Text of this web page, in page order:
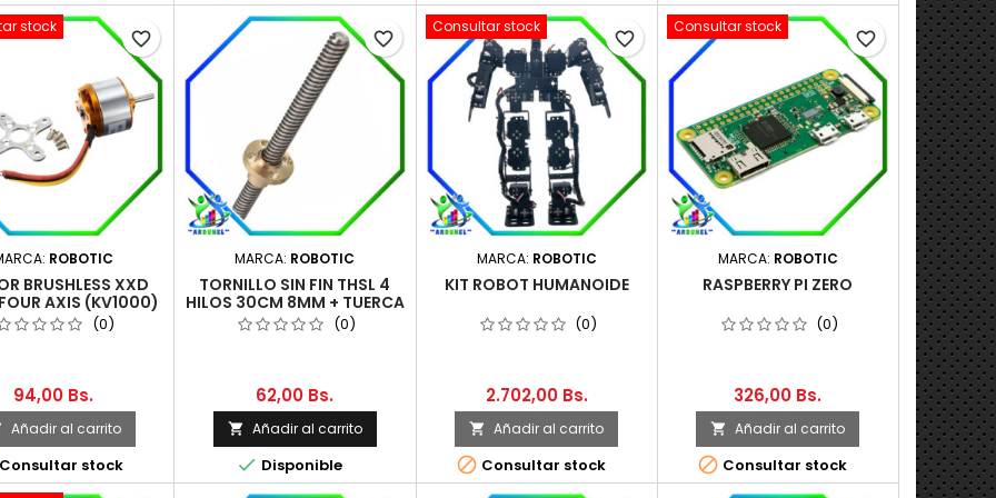
stock
ROBOTIC
BRUSHLESS XXD
AXIS (KV1000)
(0)
94,00 Bs.
Añadir al carrito
Consultar stock
favorite_border
MARCA: ROBOTIC
TORNILLO SIN FIN THSL 4
HILOS 30CM 8MM + TUERCA
(0)
62,00 Bs.
 Añadir al carrito
 Disponible
favorite_border
Consultar stock
MARCA: ROBOTIC
KIT ROBOT HUMANOIDE
(0)
2.702,00 Bs.
 Añadir al carrito
 Consultar stock
favorite_border
Consultar stock
MARCA: ROBOTIC
RASPBERRY PI ZERO
(0)
326,00 Bs.
 Añadir al carrito
 Consultar stock
favorite_border